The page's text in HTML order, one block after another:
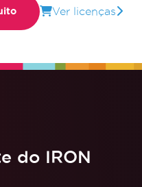
Ver licenças
do IRON